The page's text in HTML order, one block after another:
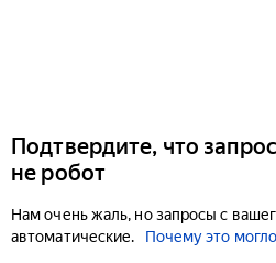
Подтвердите, что
не робот
Нам очень жаль, но запросы с
автоматические.
Почему это